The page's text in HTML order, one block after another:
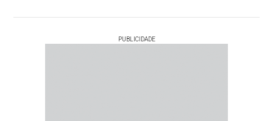
PUBLICIDADE